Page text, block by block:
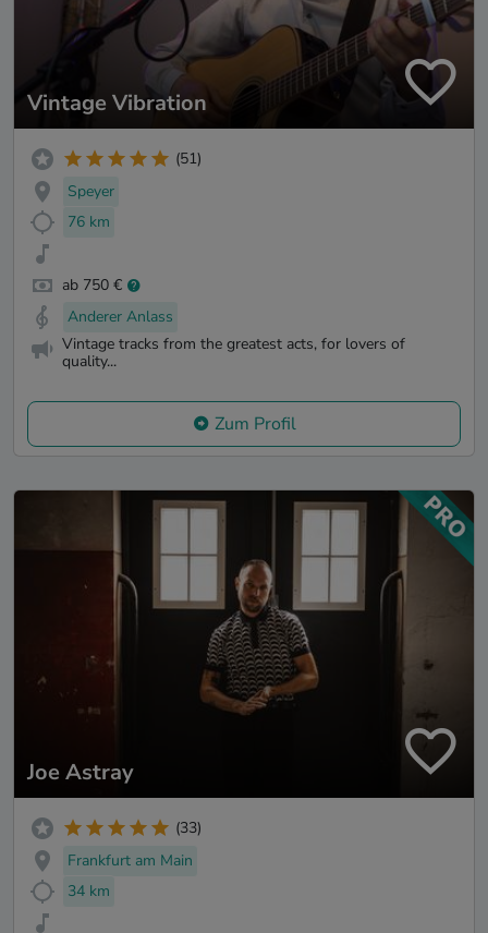
Vintage Vibration
(51)
Speyer
76 km
ab 750 €
Anderer Anlass
Vintage tracks from the greatest acts, for lovers of
quality...
Zum Profil
Joe Astray
(33)
Frankfurt am Main
34 km